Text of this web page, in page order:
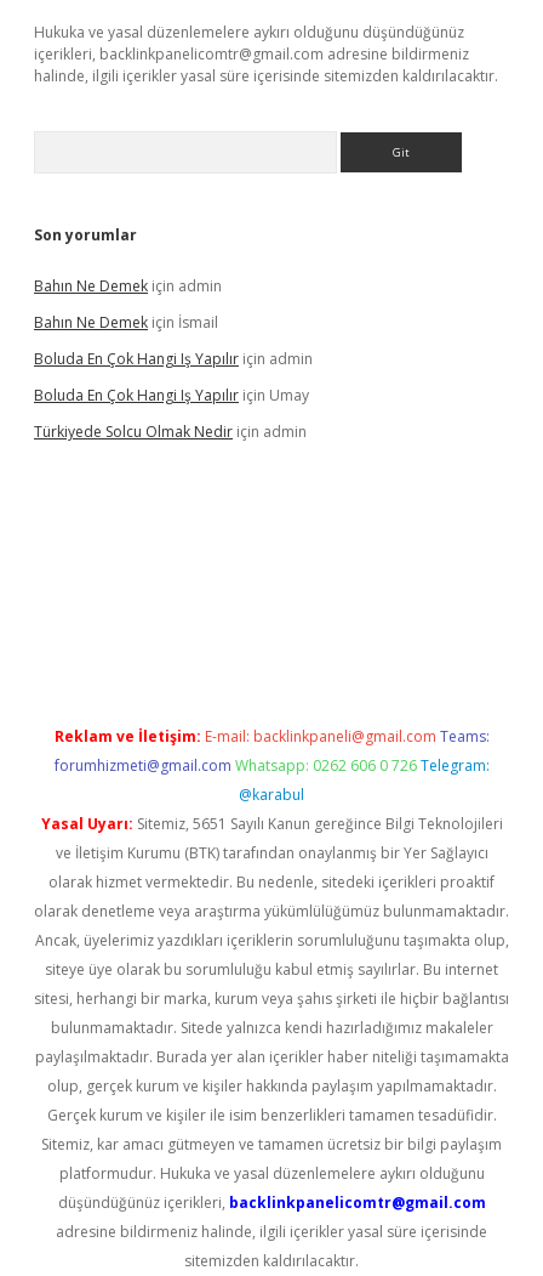
Hukuka ve yasal düzenlemelere aykırı olduğunu düşündüğünüz
içerikleri, backlinkpanelicomtr@gmail.com adresine bildirmeniz
halinde, ilgili içerikler yasal süre içerisinde sitemizden kaldırılacaktır.
Son yorumlar
Bahın Ne Demek için admin
Bahın Ne Demek için İsmail
Boluda En Çok Hangi Iş Yapılır için admin
Boluda En Çok Hangi Iş Yapılır için Umay
Türkiyede Solcu Olmak Nedir için admin
Reklam ve İletişim: E-mail: backlinkpaneli@gmail.com Teams:
forumhizmeti@gmail.com Whatsapp: 0262 606 0 726 Telegram:
@karabul
Yasal Uyarı: Sitemiz, 5651 Sayılı Kanun gereğince Bilgi Teknolojileri
ve İletişim Kurumu (BTK) tarafından onaylanmış bir Yer Sağlayıcı
olarak hizmet vermektedir. Bu nedenle, sitedeki içerikleri proaktif
olarak denetleme veya araştırma yükümlülüğümüz bulunmamaktadır.
Ancak, üyelerimiz yazdıkları içeriklerin sorumluluğunu taşımakta olup,
siteye üye olarak bu sorumluluğu kabul etmiş sayılırlar. Bu internet
sitesi, herhangi bir marka, kurum veya şahıs şirketi ile hiçbir bağlantısı
bulunmamaktadır. Sitede yalnızca kendi hazırladığımız makaleler
paylaşılmaktadır. Burada yer alan içerikler haber niteliği taşımamakta
olup, gerçek kurum ve kişiler hakkında paylaşım yapılmamaktadır.
Gerçek kurum ve kişiler ile isim benzerlikleri tamamen tesadüfidir.
Sitemiz, kar amacı gütmeyen ve tamamen ücretsiz bir bilgi paylaşım
platformudur. Hukuka ve yasal düzenlemelere aykırı olduğunu
düşündüğünüz içerikleri, backlinkpanelicomtr@gmail.com
adresine bildirmeniz halinde, ilgili içerikler yasal süre içerisinde
sitemizden kaldırılacaktır.